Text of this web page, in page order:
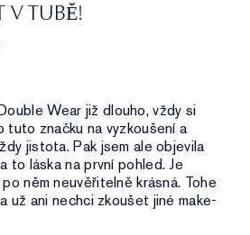
V TUBĚ!
Wear již dlouho, vždy si
tuto značku na vyzkoušení a
jistota. Pak jsem ale objevila
to láska na první pohled. Je
něm neuvěřitelně krásná. Tohe
už ani nechci zkoušet jiné make-